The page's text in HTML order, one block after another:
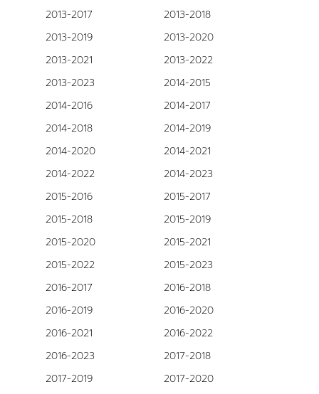
2013-2017
2013-2018
2013-2019
2013-2020
2013-2021
2013-2022
2013-2023
2014-2015
2014-2016
2014-2017
2014-2018
2014-2019
2014-2020
2014-2021
2014-2022
2014-2023
2015-2016
2015-2017
2015-2018
2015-2019
2015-2020
2015-2021
2015-2022
2015-2023
2016-2017
2016-2018
2016-2019
2016-2020
2016-2021
2016-2022
2016-2023
2017-2018
2017-2019
2017-2020